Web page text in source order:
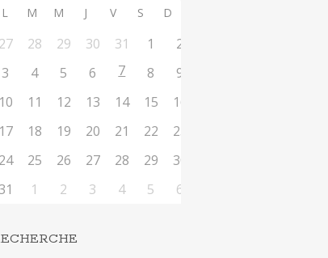
L M M J V S D
27 28 29 30 31 1
2
3
4 5 6 7 8
9
10
11 12 13 14 15
16
17
18 19 20 21 22
23
24
25 26 27 28 29
30
1 2 3 4 5 6